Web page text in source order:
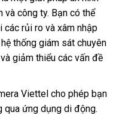
và công ty. Bạn có thể
các rủi ro và xâm nhập
thống giám sát chuyên
giảm thiểu các vấn đề
Viettel cho phép bạn
qua ứng dụng di động.